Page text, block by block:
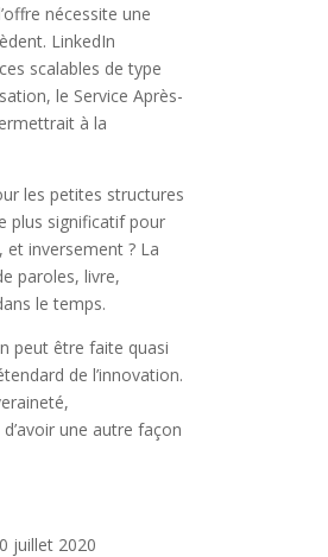
nécessite une
LinkedIn
scalables de type
le Service Après-
à la
les petites structures
plus significatif pour
et inversement ? La
paroles, livre,
le temps.
peut être faite quasi
de l’innovation.
une autre façon
juillet 2020